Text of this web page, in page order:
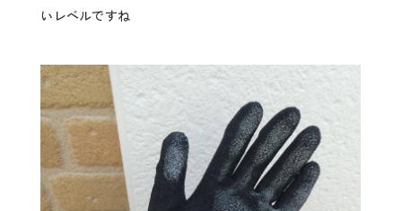
いレベルですね